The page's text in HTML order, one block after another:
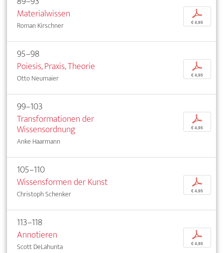
Materialwissen
Roman Kirschner
p
€ 4,95
95–98
Poiesis, Praxis, Theorie
Otto Neumaier
p
€ 4,95
99–103
Transformationen der
Wissensordnung
Anke Haarmann
p
€ 4,95
105–110
Wissensformen der Kunst
Christoph Schenker
p
€ 4,95
113–118
Annotieren
Scott DeLahunta
p
€ 4,95